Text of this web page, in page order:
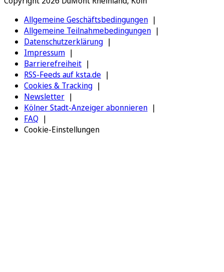
Allgemeine Geschäftsbedingungen
Allgemeine Teilnahmebedingungen
Datenschutzerklärung
Impressum
Barrierefreiheit
RSS-Feeds auf ksta.de
Cookies & Tracking
Newsletter
Kölner Stadt-Anzeiger abonnieren
FAQ
Cookie-Einstellungen